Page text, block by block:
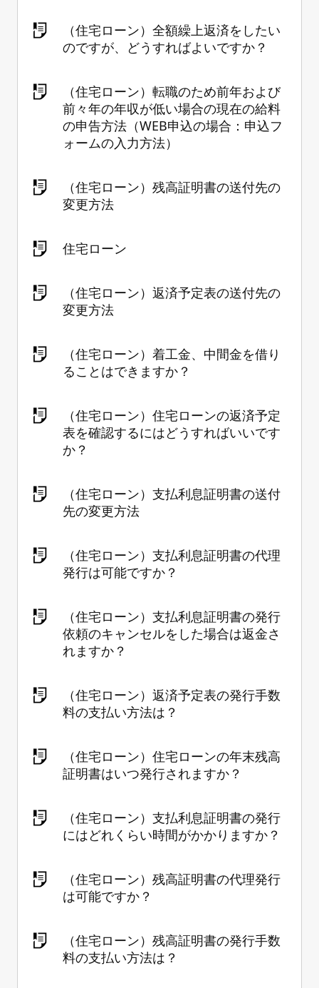
（住宅ローン）全額繰上返済をしたい
のですが、どうすればよいですか？
（住宅ローン）転職のため前年および
前々年の年収が低い場合の現在の給料
の申告方法（WEB申込の場合：申込フ
ォームの入力方法）
（住宅ローン）残高証明書の送付先の
変更方法
住宅ローン
（住宅ローン）返済予定表の送付先の
変更方法
（住宅ローン）着工金、中間金を借り
ることはできますか？
（住宅ローン）住宅ローンの返済予定
表を確認するにはどうすればいいです
か？
（住宅ローン）支払利息証明書の送付
先の変更方法
（住宅ローン）支払利息証明書の代理
発行は可能ですか？
（住宅ローン）支払利息証明書の発行
依頼のキャンセルをした場合は返金さ
れますか？
（住宅ローン）返済予定表の発行手数
料の支払い方法は？
（住宅ローン）住宅ローンの年末残高
証明書はいつ発行されますか？
（住宅ローン）支払利息証明書の発行
にはどれくらい時間がかかりますか？
（住宅ローン）残高証明書の代理発行
は可能ですか？
（住宅ローン）残高証明書の発行手数
料の支払い方法は？